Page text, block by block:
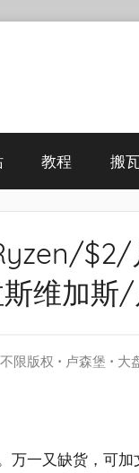
教程 搬
$2/
维加斯
不限版权 • 卢森堡 • 大
一又缺货，可加